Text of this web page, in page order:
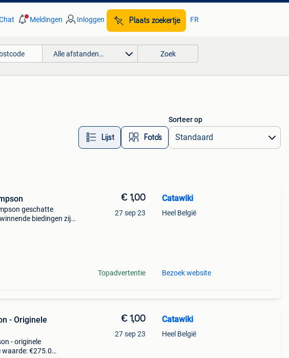
Meldingen Inloggen Plaats zoekertje FR
Alle afstanden… Zoek
Lijst Foto’s
Sorteer op
geschatte
biedingen zijn
€ 1,00
27 sep 23
Topadvertentie
Catawiki
Heel België
Bezoek website
- Originele
- originele
€275.0
€ 1,00
27 sep 23
Catawiki
Heel België